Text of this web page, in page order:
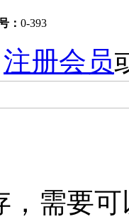
： 0-393
注册会员
，需要